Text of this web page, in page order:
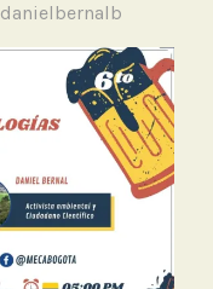
danielbernalb